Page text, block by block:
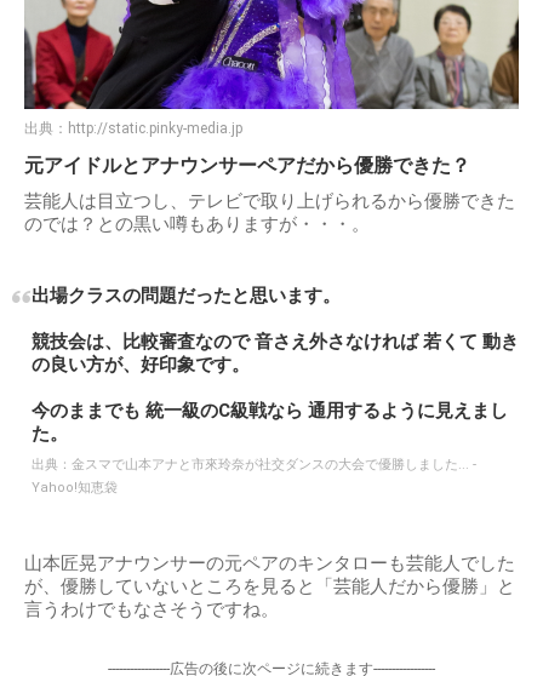
出典： http://static.pinky-media.jp
元アイドルとアナウンサーペアだから優勝できた？
芸能人は目立つし、テレビで取り上げられるから優勝できた
のでは？との黒い噂もありますが・・・。
出場クラスの問題だったと思います。
競技会は、比較審査なので 音さえ外さなければ 若くて 動き
の良い方が、好印象です。
今のままでも 統一級のC級戦なら 通用するように見えまし
た。
出典： 金スマで山本アナと市來玲奈が社交ダンスの大会で優勝しました... -
Yahoo!知恵袋
山本匠晃アナウンサーの元ペアのキンタローも芸能人でした
が、優勝していないところを見ると「芸能人だから優勝」と
言うわけでもなさそうですね。
-----------------広告の後に次ページに続きます-----------------